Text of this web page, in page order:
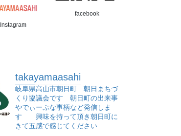
Instagram
facebook
takayamaasahi
岐阜県高山市朝日町 朝日まちづ
くり協議会です 朝日町の出来事
やでぃーぷな事柄など発信しま
す 興味を持って頂き朝日町に
きて五感で感じてください